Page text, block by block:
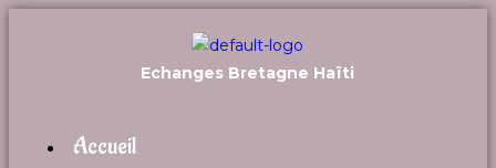
Echanges Bretagne Haïti
Accueil